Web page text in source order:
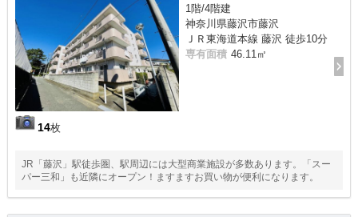
14枚
1階/4階建
神奈川県藤沢市藤沢
ＪＲ東海道本線 藤沢 徒歩10分
専有面積 46.11㎡
JR「藤沢」駅徒歩圏、駅周辺には大型商業施設が多数あります。「スー
パー三和」も近隣にオープン！ますますお買い物が便利になります。